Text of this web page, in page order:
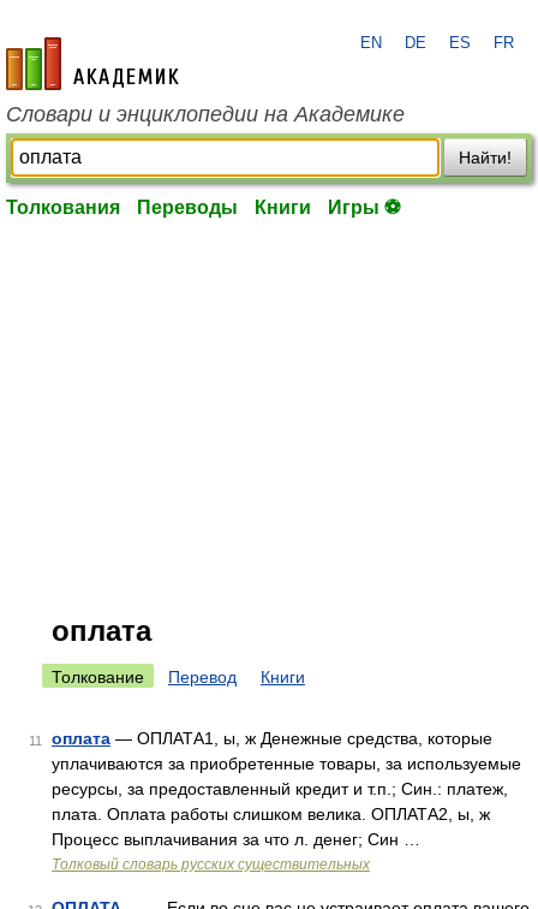
academic.ru
EN DE ES FR
Словари и энциклопедии на Академике
Найти!
Толкования Переводы Книги Игры ⚽
оплата
Толкование Перевод Книги
11 оплата — ОПЛАТА1, ы, ж Денежные средства, которые
уплачиваются за приобретенные товары, за используемые
ресурсы, за предоставленный кредит и т.п.; Син.: платеж,
плата. Оплата работы слишком велика. ОПЛАТА2, ы, ж
Процесс выплачивания за что л. денег; Син …
Толковый словарь русских существительных